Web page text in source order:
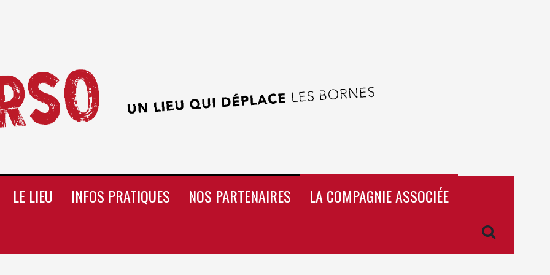
LE LIEU INFOS PRATIQUES NOS PARTENAIRES
LA COMPAGNIE ASSOCIÉE